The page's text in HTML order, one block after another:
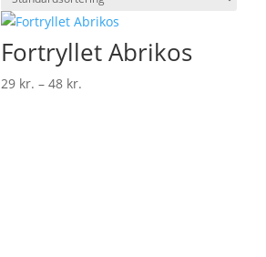
Fortryllet Abrikos
29 kr. – 48 kr.